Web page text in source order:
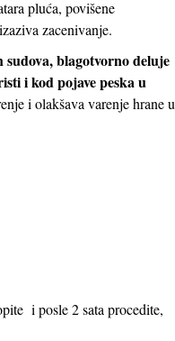
pluća, povišene
zacenivanje.
blagotvorno deluje
i kod pojave peska u
i olakšava varenje hrane u
i posle 2 sata procedite,